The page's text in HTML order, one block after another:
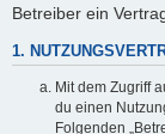
Betreiber ein
1.
Mit dem Zugriff
du einen
Folgenden